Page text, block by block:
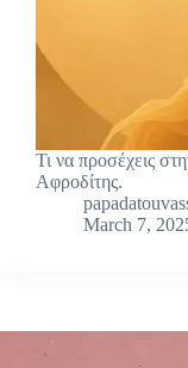
Τι να προσέχεις
Αφροδίτης.
March 7,